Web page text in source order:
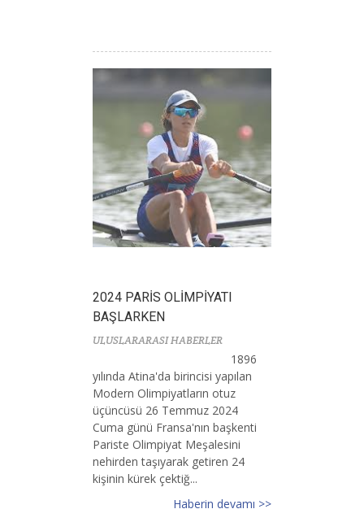
2024 PARİS OLİMPİYATI
BAŞLARKEN
ULUSLARARASI HABERLER
1896
yılında Atina'da birincisi yapılan
Modern Olimpiyatların otuz
üçüncüsü 26 Temmuz 2024
Cuma günü Fransa'nın başkenti
Pariste Olimpiyat Meşalesini
nehirden taşıyarak getiren 24
kişinin kürek çektiğ...
Haberin devamı >>